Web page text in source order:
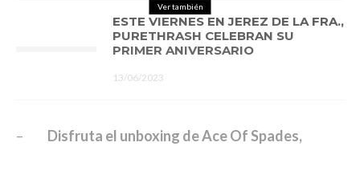
Ver también
ESTE VIERNES EN JEREZ DE LA FRA.,
PURETHRASH CELEBRAN SU
PRIMER ANIVERSARIO
13/06/2023
– Disfruta el unboxing de Ace Of Spades,